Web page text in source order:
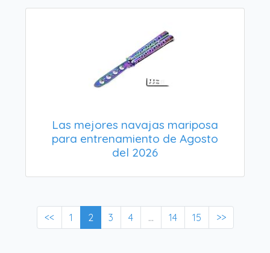
Las mejores navajas mariposa
para entrenamiento de Agosto
del 2026
<< 1 2 3 4 ... 14 15 >>